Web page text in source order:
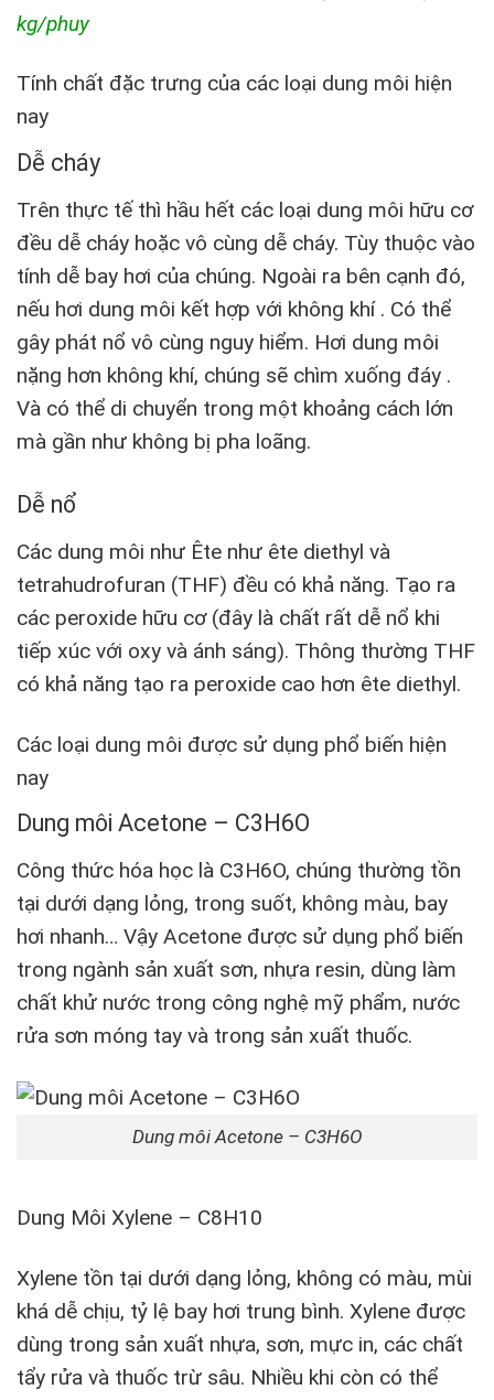
kg/phuy
Tính chất đặc trưng của các loại dung môi hiện
nay
Dễ cháy
Trên thực tế thì hầu hết các loại dung môi hữu cơ
đều dễ cháy hoặc vô cùng dễ cháy. Tùy thuộc vào
tính dễ bay hơi của chúng. Ngoài ra bên cạnh đó,
nếu hơi dung môi kết hợp với không khí . Có thể
gây phát nổ vô cùng nguy hiểm. Hơi dung môi
nặng hơn không khí, chúng sẽ chìm xuống đáy .
Và có thể di chuyển trong một khoảng cách lớn
mà gần như không bị pha loãng.
Dễ nổ
Các dung môi như Ête như ête diethyl và
tetrahudrofuran (THF) đều có khả năng. Tạo ra
các peroxide hữu cơ (đây là chất rất dễ nổ khi
tiếp xúc với oxy và ánh sáng). Thông thường THF
có khả năng tạo ra peroxide cao hơn ête diethyl.
Các loại dung môi được sử dụng phổ biến hiện
nay
Dung môi Acetone – C3H6O
Công thức hóa học là C3H6O, chúng thường tồn
tại dưới dạng lỏng, trong suốt, không màu, bay
hơi nhanh… Vậy Acetone được sử dụng phổ biến
trong ngành sản xuất sơn, nhựa resin, dùng làm
chất khử nước trong công nghệ mỹ phẩm, nước
rửa sơn móng tay và trong sản xuất thuốc.
Dung môi Acetone – C3H6O
Dung Môi Xylene – C8H10
Xylene tồn tại dưới dạng lỏng, không có màu, mùi
khá dễ chịu, tỷ lệ bay hơi trung bình. Xylene được
dùng trong sản xuất nhựa, sơn, mực in, các chất
tẩy rửa và thuốc trừ sâu. Nhiều khi còn có thể